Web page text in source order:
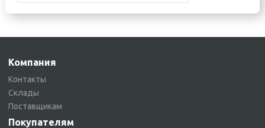
Компания
Контакты
Склады
Поставщикам
Покупателям